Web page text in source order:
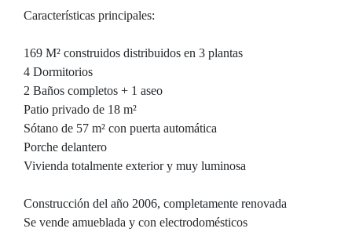
Características principales:
169 M² construidos distribuidos en 3 plantas
4 Dormitorios
2 Baños completos + 1 aseo
Patio privado de 18 m²
Sótano de 57 m² con puerta automática
Porche delantero
Vivienda totalmente exterior y muy luminosa
Construcción del año 2006, completamente renovada
Se vende amueblada y con electrodomésticos